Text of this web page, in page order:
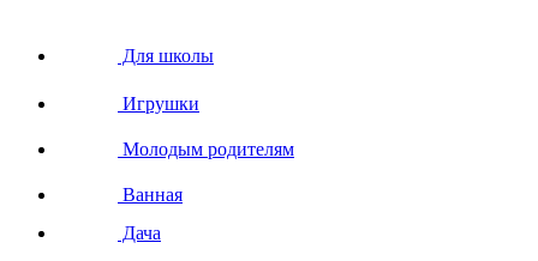
Для школы
Игрушки
Молодым родителям
Ванная
Дача